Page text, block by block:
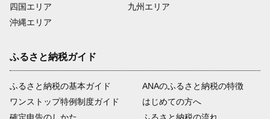
四国エリア
沖縄エリア
九州エリア
ふるさと納税ガイド
ふるさと納税の基本ガイド
ワンストップ特例制度ガイド
ANAのふるさと納税の特徴
はじめての方へ